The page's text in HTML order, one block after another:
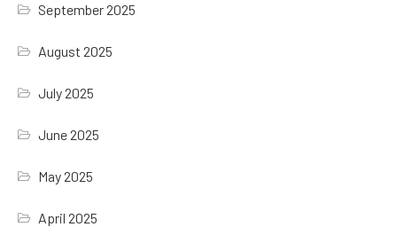
September 2025
August 2025
July 2025
June 2025
May 2025
April 2025